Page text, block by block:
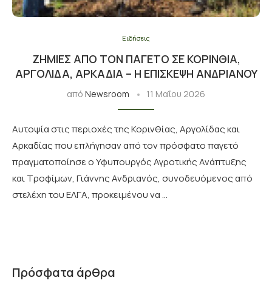
Ειδήσεις
ΖΗΜΙΈΣ ΑΠΌ ΤΟΝ ΠΑΓΕΤΌ ΣΕ ΚΟΡΙΝΘΊΑ,
ΑΡΓΟΛΊΔΑ, ΑΡΚΑΔΊΑ – Η ΕΠΊΣΚΕΨΗ ΑΝΔΡΙΑΝΟΎ
από Newsroom 11 Μαΐου 2026
Αυτοψία στις περιοχές της Κορινθίας, Αργολίδας και
Αρκαδίας που επλήγησαν από τον πρόσφατο παγετό
πραγματοποίησε ο Υφυπουργός Αγροτικής Ανάπτυξης
και Τροφίμων, Γιάννης Ανδριανός, συνοδευόμενος από
στελέχη του ΕΛΓΑ, προκειμένου να …
Πρόσφατα άρθρα